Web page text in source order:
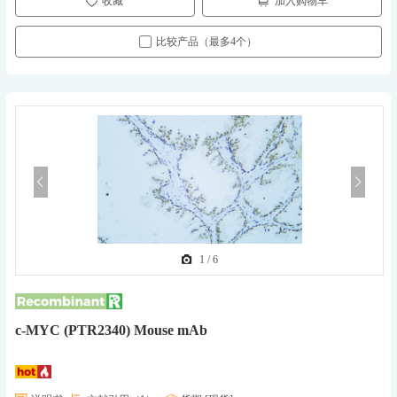
比较产品（最多4个）
c-MYC (PTR2340) Mouse mAb
1 /6